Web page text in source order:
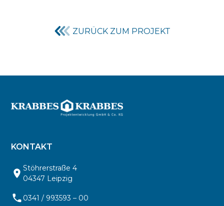
ZURÜCK ZUM PROJEKT
KONTAKT
Stöhrerstraße 4
04347 Leipzig
0341 / 993593 – 00